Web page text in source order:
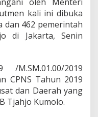
kali ini dibuka
dan 462 pemerintah
di Jakarta, Senin
M.SM.01.00/2019
CPNS Tahun 2019
dan Daerah yang
Tjahjo Kumolo.